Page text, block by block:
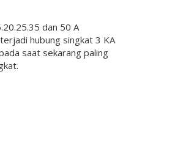
dan 50 A
hubung singkat 3 KA
saat sekarang paling